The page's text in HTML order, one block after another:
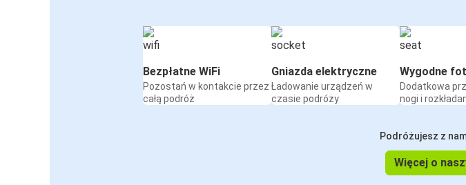
Bezpłatne WiFi
Pozostań w kontakcie przez
całą podróż
Gniazda elektryczne
Ładowanie urządzeń w
czasie podróży
Wygodne
Dodatkowa
nogi i
Podróżujesz z
Więcej o